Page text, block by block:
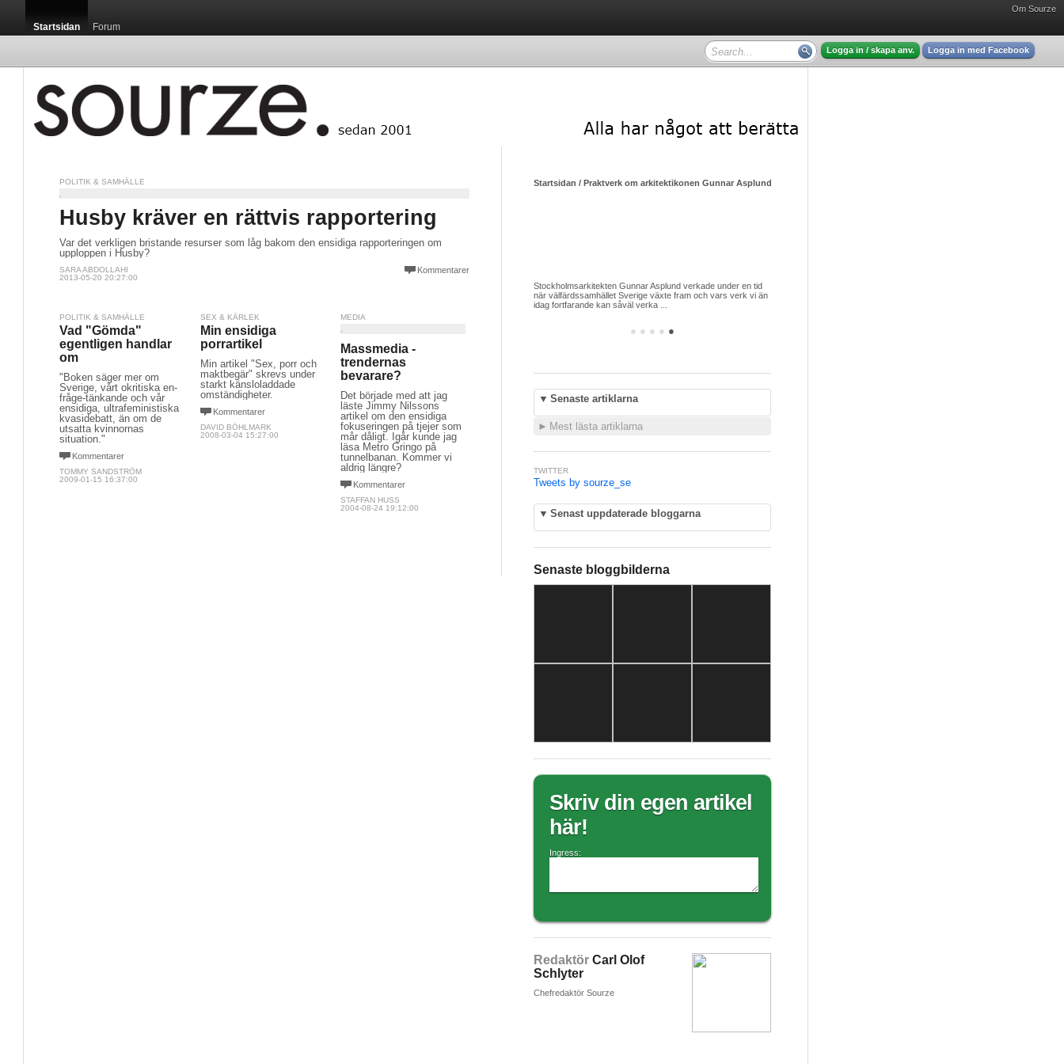
Om Sourze
Startsidan Forum
Logga in / skapa anv. Logga in med Facebook
POLITIK & SAMHÄLLE
Husby kräver en rättvis rapportering
Var det verkligen bristande resurser som låg bakom den ensidiga rapporteringen om
upploppen i Husby?
Kommentarer
SARA ABDOLLAHI
2013-05-20 20:27:00
POLITIK & SAMHÄLLE
Vad "Gömda"
egentligen handlar
om
"Boken säger mer om
Sverige, vårt okritiska en-
fråge-tänkande och vår
ensidiga, ultrafeministiska
kvasidebatt, än om de
utsatta kvinnornas
situation."
Kommentarer
TOMMY SANDSTRÖM
2009-01-15 16:37:00
SEX & KÄRLEK
Min ensidiga
porrartikel
Min artikel "Sex, porr och
maktbegär" skrevs under
starkt känsloladdade
omständigheter.
Kommentarer
DAVID BÖHLMARK
2008-03-04 15:27:00
MEDIA
Massmedia -
trendernas
bevarare?
Det började med att jag
läste Jimmy Nilssons
artikel om den ensidiga
fokuseringen på tjejer som
mår dåligt. Igår kunde jag
läsa Metro Gringo på
tunnelbanan. Kommer vi
aldrig längre?
Kommentarer
STAFFAN HUSS
2004-08-24 19:12:00
● ● ● ● ●
Startsidan / Praktverk om arkitektikonen Gunnar Asplund - mycket intressant läsning
Stockholmsarkitekten Gunnar Asplund verkade under en tid
när välfärdssamhället Sverige växte fram och vars verk vi än
idag fortfarande kan såväl verka ...
▼ Senaste artiklarna
► Mest lästa artiklarna
TWITTER
Tweets by sourze_se
▼ Senast uppdaterade bloggarna
Senaste bloggbilderna
Skriv din egen artikel
här!
Ingress:
Redaktör Carl Olof
Schlyter
Chefredaktör Sourze